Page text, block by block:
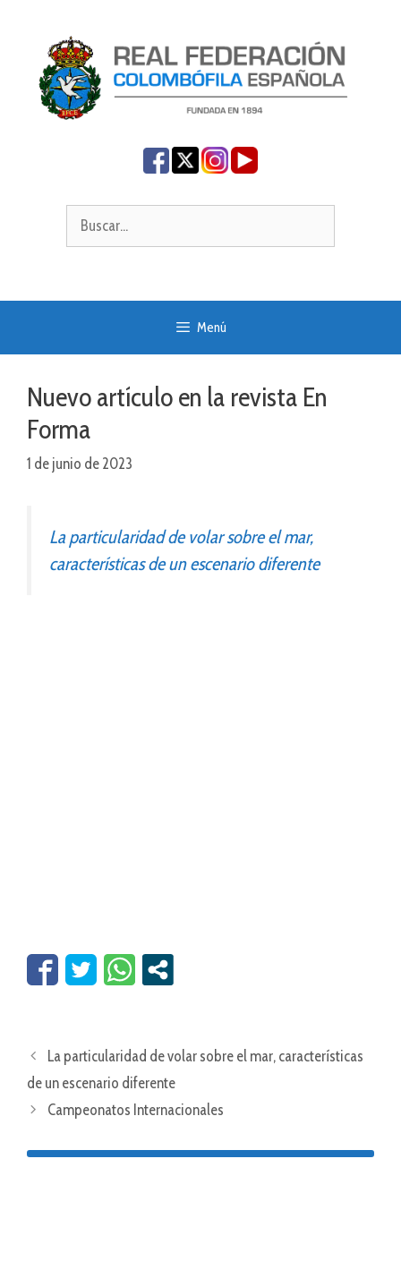
contenido
Buscar:
Menú
Nuevo artículo en la revista En
Forma
1 de junio de 2023
La particularidad de volar sobre el mar,
características de un escenario diferente
La particularidad de volar sobre el mar, características
de un escenario diferente
Campeonatos Internacionales